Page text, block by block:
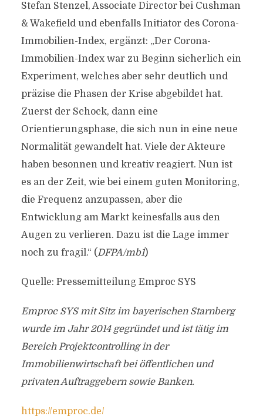
Stefan Stenzel, Associate Director bei Cushman
& Wakefield und ebenfalls Initiator des Corona-
Immobilien-Index, ergänzt: „Der Corona-
Immobilien-Index war zu Beginn sicherlich ein
Experiment, welches aber sehr deutlich und
präzise die Phasen der Krise abgebildet hat.
Zuerst der Schock, dann eine
Orientierungsphase, die sich nun in eine neue
Normalität gewandelt hat. Viele der Akteure
haben besonnen und kreativ reagiert. Nun ist
es an der Zeit, wie bei einem guten Monitoring,
die Frequenz anzupassen, aber die
Entwicklung am Markt keinesfalls aus den
Augen zu verlieren. Dazu ist die Lage immer
noch zu fragil.“ (DFPA/mb1)
Quelle: Pressemitteilung Emproc SYS
Emproc SYS mit Sitz im bayerischen Starnberg
wurde im Jahr 2014 gegründet und ist tätig im
Bereich Projektcontrolling in der
Immobilienwirtschaft bei öffentlichen und
privaten Auftraggebern sowie Banken.
https://emproc.de/